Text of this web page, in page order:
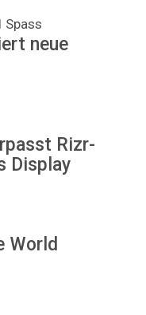
Spass
neue
Rizr-
Display
World